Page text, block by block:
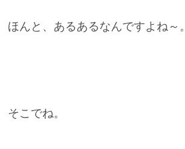
ほんと、あるあるなんですよね～。
そこでね。